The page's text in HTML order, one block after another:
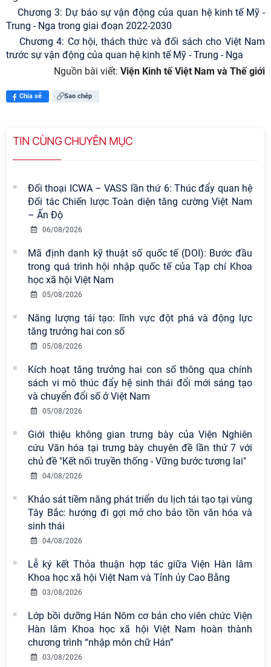
Chương 3: Dự báo sự vận động của quan hệ kinh tế Mỹ -
Trung - Nga trong giai đoạn 2022-2030
Chương 4: Cơ hội, thách thức và đối sách cho Việt Nam
trước sự vận động của quan hệ kinh tế Mỹ - Trung - Nga
Nguồn bài viết: Viện Kinh tế Việt Nam và Thế giới
Chia sẻ Sao chép
TIN CÙNG CHUYÊN MỤC
Đối thoại ICWA – VASS lần thứ 6: Thúc đẩy quan hệ
Đối tác Chiến lược Toàn diện tăng cường Việt Nam
– Ấn Độ
06/08/2026
Mã định danh kỹ thuật số quốc tế (DOI): Bước đầu
trong quá trình hội nhập quốc tế của Tạp chí Khoa
học xã hội Việt Nam
05/08/2026
Năng lượng tái tạo: lĩnh vực đột phá và động lực
tăng trưởng hai con số
05/08/2026
Kích hoạt tăng trưởng hai con số thông qua chính
sách vi mô thúc đẩy hệ sinh thái đổi mới sáng tạo
và chuyển đổi số ở Việt Nam
05/08/2026
Giới thiệu không gian trưng bày của Viện Nghiên
cứu Văn hóa tại trưng bày chuyên đề lần thứ 7 với
chủ đề "Kết nối truyền thống - Vững bước tương lai"
04/08/2026
Khảo sát tiềm năng phát triển du lịch tái tạo tại vùng
Tây Bắc: hướng đi gợi mở cho bảo tồn văn hóa và
sinh thái
04/08/2026
Lễ ký kết Thỏa thuận hợp tác giữa Viện Hàn lâm
Khoa học xã hội Việt Nam và Tỉnh ủy Cao Bằng
03/08/2026
Lớp bồi dưỡng Hán Nôm cơ bản cho viên chức Viện
Hàn lâm Khoa học xã hội Việt Nam hoàn thành
chương trình “nhập môn chữ Hán”
03/08/2026
Viện Hàn lâm Khoa học xã hội Việt
Nam có 02 tác phẩm đạt giải khuyến
khích tại Cuộc thi chính luận bảo vệ
nền tảng tư tưởng của Đảng năm
Chi bộ Viện Sử học tổ chức Tọa đàm
chuyên đề: Đẩy mạnh học tập, thực
hành tư tưởng, đạo đức, phương
giai đoạn phát triển mới
Hội thảo khoa học quốc tế “Không
nguyên mới: Định hướng chiến lược
và lựa chọn chính sách” sẽ diễn ra
vào thứ ba, ngày 28/7/2026